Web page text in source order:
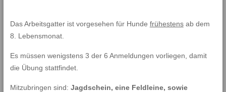
Das Arbeitsgatter ist vorgesehen für Hunde frühestensab dem
8. Lebensmonat.
Es müssen wenigstens 3 der 6 Anmeldungen vorliegen, damit
die Übung stattfindet.
Mitzubringen sind: Jagdschein, eine Feldleine, sowie